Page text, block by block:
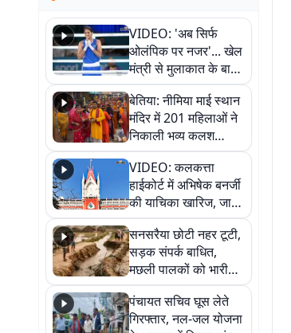
VIDEO: 'अब सिर्फ
ओलंपिक पर नजर'... खेल
मंत्री से मुलाकात के बाद
जैसमीन लंबोरिया का बड़ा
बयान
बेतिया: नीमिया माई स्थान
मंदिर में 201 महिलाओं ने
निकाली भव्य कलश
शोभायात्रा, शिवलिंग
प्राण-प्रतिष्ठा महोत्सव
शुरू
VIDEO: कलकत्ता
हाईकोर्ट में अभिषेक बनर्जी
की याचिका खारिज, जानें
क्या है पूरा मामला
सनसरैया छोटी नहर टूटी,
सड़क संपर्क बाधित,
मछली पालकों को भारी
नुकसान
पंचायत सचिव घूस लेते
गिरफ्तार, नल-जल योजना